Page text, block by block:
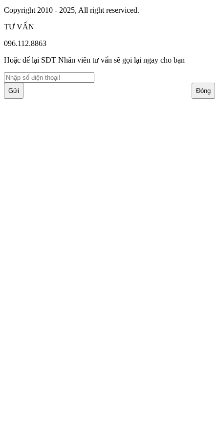
Copyright 2010 - 2025, All right reserviced.
TƯ VẤN
096.112.8863
Hoặc để lại SĐT Nhân viên tư vấn sẽ gọi lại ngay cho bạn
Gửi Đóng